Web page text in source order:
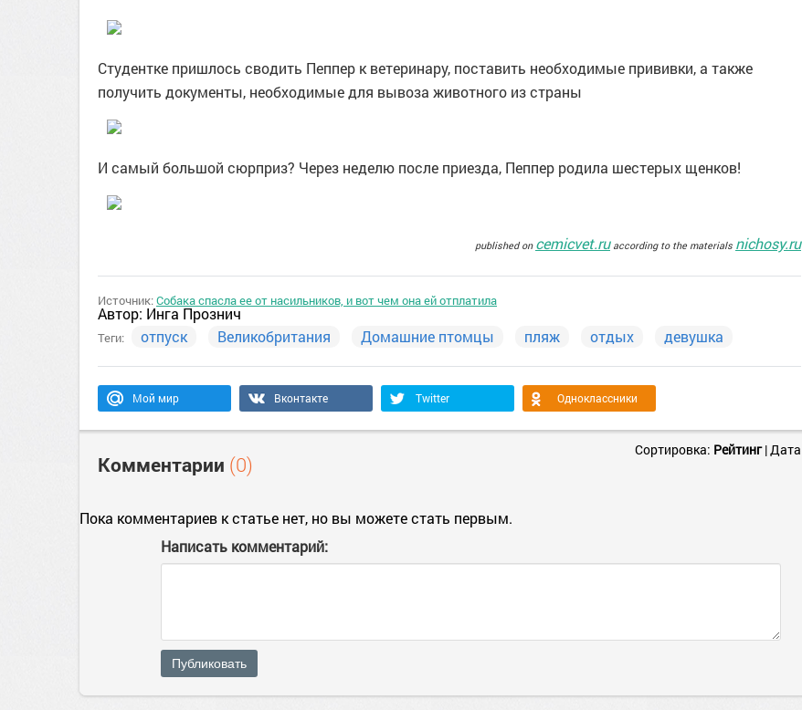
Студентке пришлось сводить Пеппер к ветеринару, поставить необходимые прививки, а также
получить документы, необходимые для вывоза животного из страны
И самый большой сюрприз? Через неделю после приезда, Пеппер родила шестерых щенков!
published on cemicvet.ruaccording to the materials nichosy.ru
Источник:Собака спасла ее от насильников, и вот чем она ей отплатила
Автор: Инга Прознич
Теги: отпуск Великобритания Домашние птомцы пляж отдых девушка
Мой мир Вконтакте Twitter Одноклассники
Комментарии (0)
Сортировка: Рейтинг|Дата
Пока комментариев к статье нет, но вы можете стать первым.
Написать комментарий:
Публиковать